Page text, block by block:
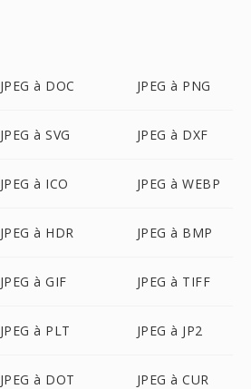
JPEG à DOC JPEG à PNG
JPEG à SVG JPEG à DXF
JPEG à ICO JPEG à WEBP
JPEG à HDR JPEG à BMP
JPEG à GIF JPEG à TIFF
JPEG à PLT JPEG à JP2
JPEG à DOT JPEG à CUR